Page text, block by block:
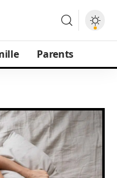
Parents